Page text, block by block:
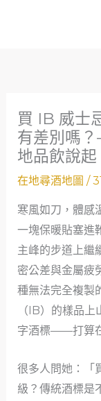
買 IB 威士
有差別嗎
地品飲說起
在地尋酒地圖 /
寒風如刀，體感
一塊保暖貼塞進
主峰的步道上繼
密公差與金屬疲
種無法完全複製
（IB）的樣品
字酒標——打算
很多人問她：「
級？傳統酒標是